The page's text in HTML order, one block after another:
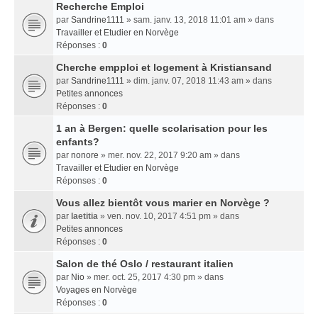
Recherche Emploi
par Sandrine1111 » sam. janv. 13, 2018 11:01 am » dans
Travailler et Etudier en Norvège
Réponses : 0
Cherche empploi et logement à Kristiansand
par Sandrine1111 » dim. janv. 07, 2018 11:43 am » dans
Petites annonces
Réponses : 0
1 an à Bergen: quelle scolarisation pour les
enfants?
par nonore » mer. nov. 22, 2017 9:20 am » dans
Travailler et Etudier en Norvège
Réponses : 0
Vous allez bientôt vous marier en Norvège ?
par laetitia » ven. nov. 10, 2017 4:51 pm » dans
Petites annonces
Réponses : 0
Salon de thé Oslo / restaurant italien
par Nio » mer. oct. 25, 2017 4:30 pm » dans
Voyages en Norvège
Réponses : 0